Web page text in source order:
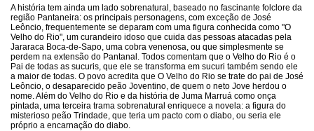
A história tem ainda um lado sobrenatural, baseado no fascinante folclore da
região Pantaneira: os principais personagens, com exceção de José
Leôncio, frequentemente se deparam com uma figura conhecida como "O
Velho do Rio", um curandeiro idoso que cuida das pessoas atacadas pela
Jararaca Boca-de-Sapo, uma cobra venenosa, ou que simplesmente se
perdem na extensão do Pantanal. Todos comentam que o Velho do Rio é o
Pai de todas as sucuris, que ele se transforma em sucuri também sendo ele
a maior de todas. O povo acredita que O Velho do Rio se trate do pai de José
Leôncio, o desaparecido peão Joventino, de quem o neto Jove herdou o
nome. Além do Velho do Rio e da história de Juma Marruá como onça
pintada, uma terceira trama sobrenatural enriquece a novela: a figura do
misterioso peão Trindade, que teria um pacto com o diabo, ou seria ele
próprio a encarnação do diabo.